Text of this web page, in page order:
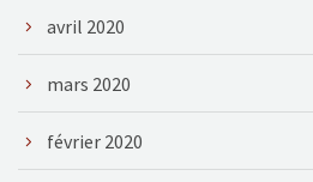
avril 2020
mars 2020
février 2020